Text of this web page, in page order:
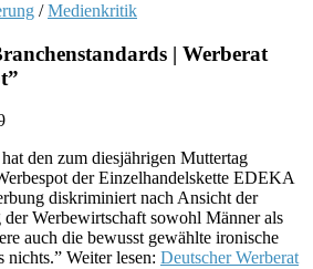
/ Medienkritik
| Werberat
den zum diesjährigen Muttertag
der Einzelhandelskette EDEKA
diskriminiert nach Ansicht der
Werbewirtschaft sowohl Männer als
auch die bewusst gewählte ironische
nichts.” Weiter lesen: Deutscher Werberat